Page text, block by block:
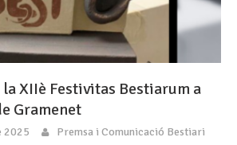
la XIIè Festivitas Bestiarum a
Gramenet
2025 Premsa i Comunicació Bestiari